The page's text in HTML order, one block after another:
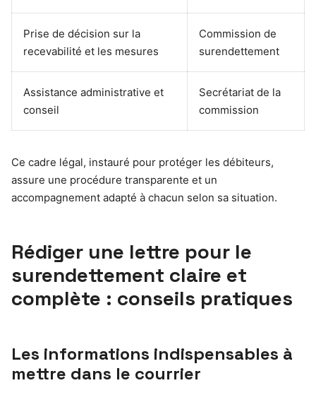
Prise de décision sur la
recevabilité et les mesures
Commission de
surendettement
Assistance administrative et
conseil
Secrétariat de la
commission
Ce cadre légal, instauré pour protéger les débiteurs,
assure une procédure transparente et un
accompagnement adapté à chacun selon sa situation.
Rédiger une lettre pour le
surendettement claire et
complète : conseils pratiques
Les informations indispensables à
mettre dans le courrier